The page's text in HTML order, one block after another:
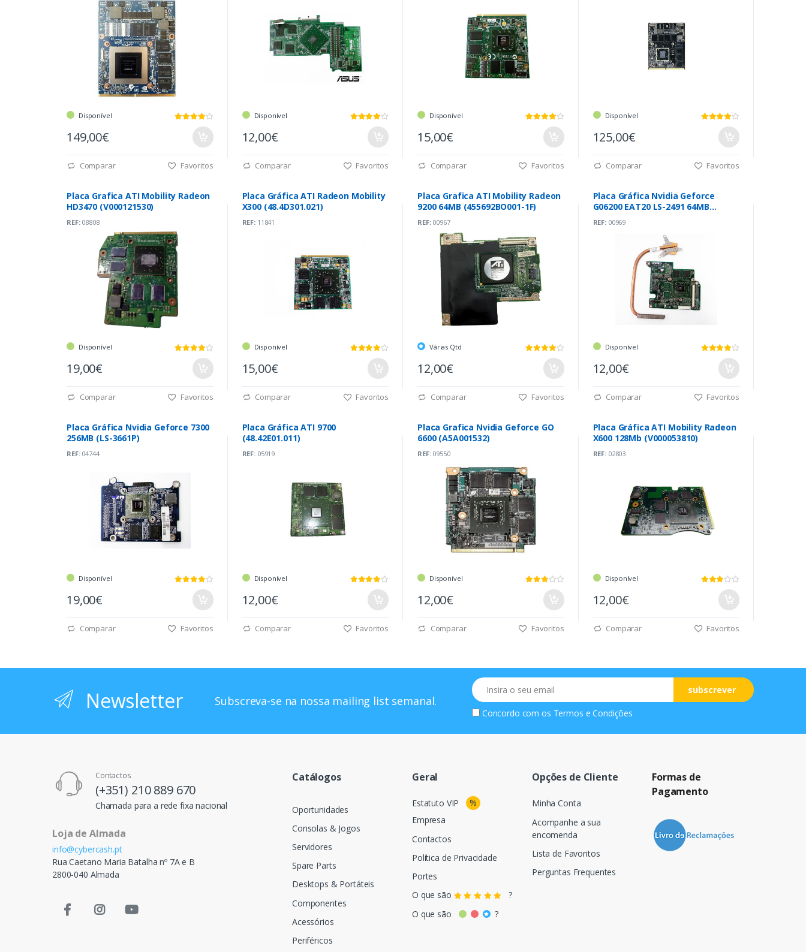
Disponível
149,00€
Comparar Favoritos
Disponível
12,00€
Comparar Favoritos
Disponível
15,00€
Comparar Favoritos
Disponível
125,00€
Comparar Favoritos
Placa Grafica ATI Mobility Radeon
HD3470 (V000121530)
REF:08808
Disponível
19,00€
Comparar Favoritos
Placa Gráfica ATI Radeon Mobility
X300 (48.4D301.021)
REF:11841
Disponível
15,00€
Comparar Favoritos
Placa Grafica ATI Mobility Radeon
9200 64MB (455692BO001-1F)
REF:00967
Várias Qtd
12,00€
Comparar Favoritos
Placa Gráfica Nvidia Geforce
G06200 EAT20 LS-2491 64MB
(EAT20 LS-2491)
REF:00969
Disponível
12,00€
Comparar Favoritos
Placa Gráfica Nvidia Geforce 7300
256MB (LS-3661P)
REF:04744
Disponível
19,00€
Comparar Favoritos
Placa Gráfica ATI 9700
(48.42E01.011)
REF:05919
Disponível
12,00€
Comparar Favoritos
Placa Grafica Nvidia Geforce GO
6600 (A5A001532)
REF:09550
Disponível
12,00€
Comparar Favoritos
Placa Gráfica ATI Mobility Radeon
X600 128Mb (V000053810)
REF:02803
Disponível
12,00€
Comparar Favoritos
Newsletter Subscreva-se na nossa mailing list semanal.
Email
subscrever
Concordo com os Termos e Condições
Contactos
(+351) 210 889 670
Chamada para a rede fixa nacional
Loja de Almada
info@cybercash.pt
Rua Caetano Maria Batalha nº 7A e B
2800-040 Almada
Catálogos
Oportunidades
Consolas & Jogos
Servidores
Spare Parts
Desktops & Portáteis
Componentes
Acessórios
Periféricos
Geral
Estatuto VIP
%
Empresa
Contactos
Política de Privacidade
Portes
O que são
?
O que são
?
Opções de Cliente
Minha Conta
Acompanhe a sua
encomenda
Lista de Favoritos
Perguntas Frequentes
Formas de
Pagamento